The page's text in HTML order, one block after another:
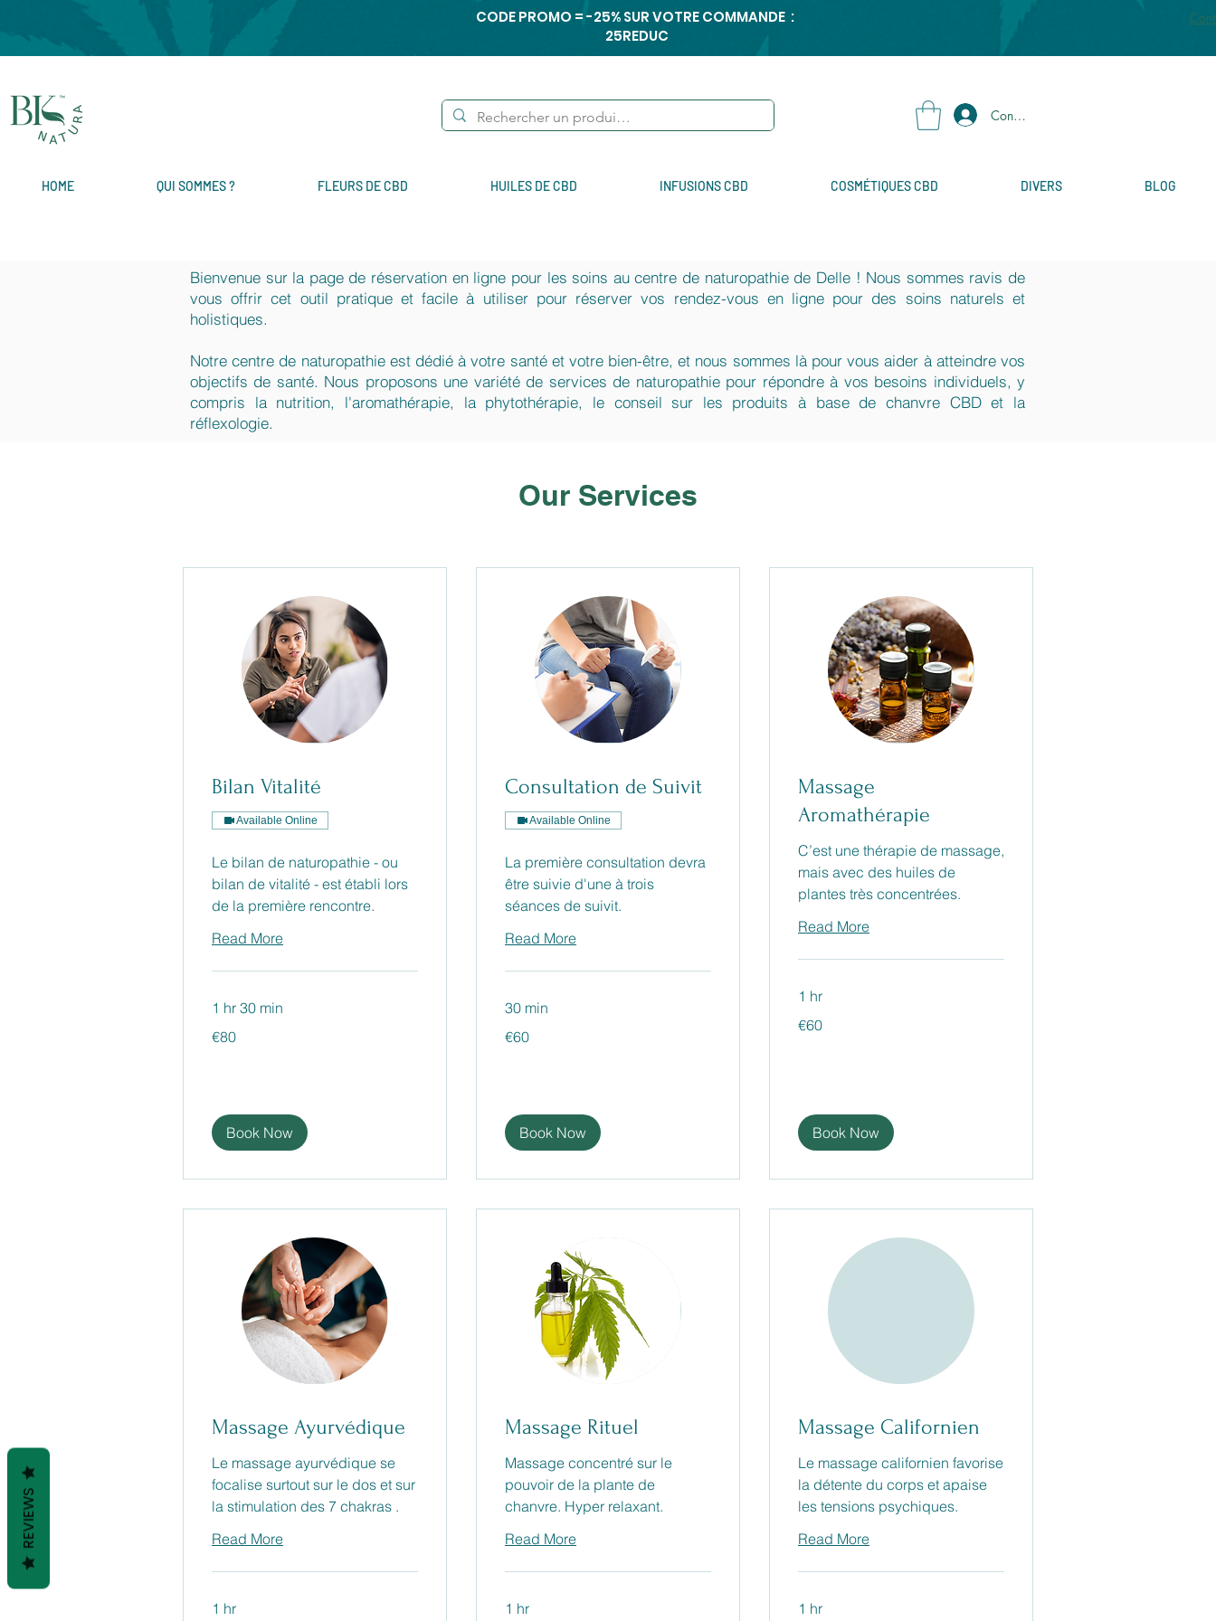
CODE PROMO = -25% SUR VOTRE COMMANDE :
25REDUC
Connexion
HOME QUI SOMMES ? FLEURS DE CBD HUILES DE CBD INFUSIONS CBD COSMÉTIQUES CBD DIVERS BLOG
Our Services
Bilan Vitalité
Available Online
Le bilan de naturopathie - ou
bilan de vitalité - est établi lors
de la première rencontre.
Read More
1 hr 30 min
euros
€80
Book Now
Consultation de Suivit
Available Online
La première consultation devra
être suivie d'une à trois
séances de suivit.
Read More
30 min
euros
€60
Book Now
Massage
Aromathérapie
C’est une thérapie de massage,
mais avec des huiles de
plantes très concentrées.
Read More
1 hr
euros
€60
Book Now
Massage Ayurvédique
Le massage ayurvédique se
focalise surtout sur le dos et sur
la stimulation des 7 chakras .
Read More
1 hr
Massage Rituel
Massage concentré sur le
pouvoir de la plante de
chanvre. Hyper relaxant.
Read More
1 hr
Massage Californien
Le massage californien favorise
la détente du corps et apaise
les tensions psychiques.
Read More
1 hr
Bienvenue sur la page de réservation en ligne pour les soins au centre de naturopathie de Delle ! Nous sommes ravis de
vous offrir cet outil pratique et facile à utiliser pour réserver vos rendez-vous en ligne pour des soins naturels et
holistiques.
Notre centre de naturopathie est dédié à votre santé et votre bien-être, et nous sommes là pour vous aider à atteindre vos
objectifs de santé. Nous proposons une variété de services de naturopathie pour répondre à vos besoins individuels, y
compris la nutrition, l'aromathérapie, la phytothérapie, le conseil sur les produits à base de chanvre CBD et la
réflexologie.
REVIEWS